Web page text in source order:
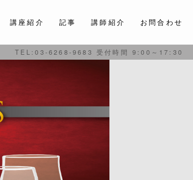
講座紹介 記事 講師紹介 お問合わせ
TEL:03-6268-9683 受付時間 9:00～17:30